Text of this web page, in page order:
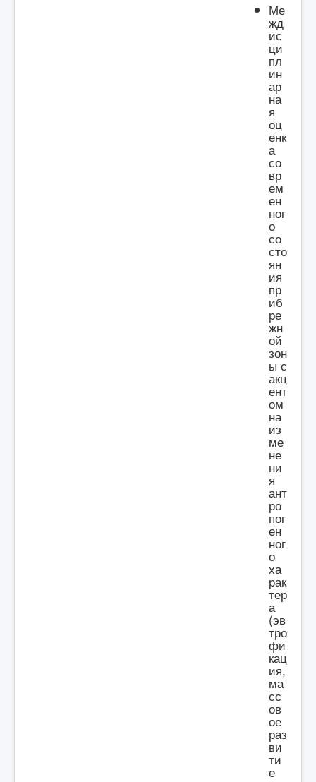
Ме
жд
ис
ци
пл
ин
ар
на
я
оц
енк
а
со
вр
ем
ен
ног
о
со
сто
ян
ия
пр
иб
ре
жн
ой
зон
ы с
акц
ент
ом
на
из
ме
не
ни
я
ант
ро
пог
ен
ног
о
ха
рак
тер
а
(эв
тро
фи
кац
ия,
ма
сс
ов
ое
раз
ви
ти
е